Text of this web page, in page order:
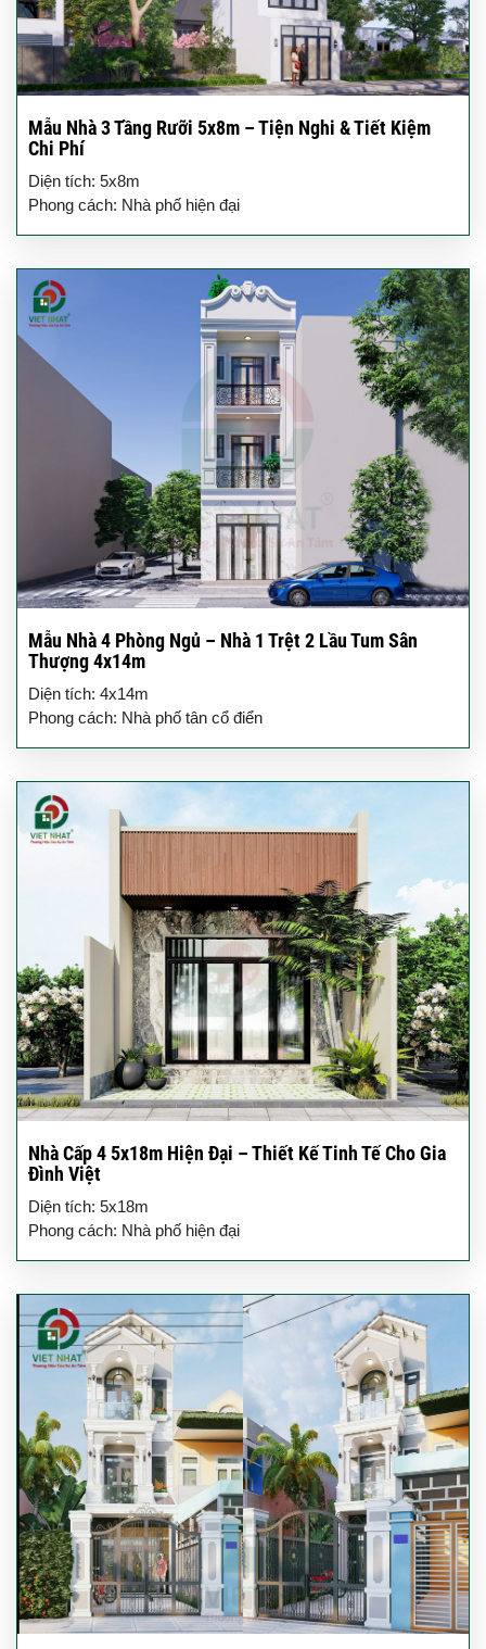
Mẫu Nhà 3 Tầng Rưỡi 5x8m – Tiện Nghi & Tiết Kiệm
Chi Phí
Diện tích: 5x8m
Phong cách: Nhà phố hiện đại
Mẫu Nhà 4 Phòng Ngủ – Nhà 1 Trệt 2 Lầu Tum Sân
Thượng 4x14m
Diện tích: 4x14m
Phong cách: Nhà phố tân cổ điển
Nhà Cấp 4 5x18m Hiện Đại – Thiết Kế Tinh Tế Cho Gia
Đình Việt
Diện tích: 5x18m
Phong cách: Nhà phố hiện đại